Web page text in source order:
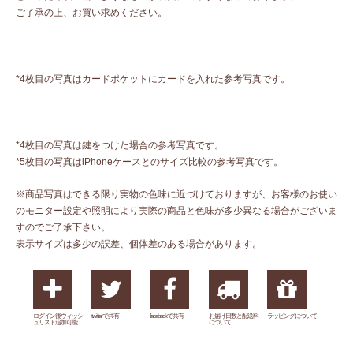
ご了承の上、お買い求めください。
*4枚目の写真はカードポケットにカードを入れた参考写真です。
*4枚目の写真は鍵をつけた場合の参考写真です。
*5枚目の写真はiPhoneケースとのサイズ比較の参考写真です。
※商品写真はできる限り実物の色味に近づけておりますが、お客様のお使い
のモニター設定や照明により実際の商品と色味が多少異なる場合がございま
すのでご了承下さい。
表示サイズは多少の誤差、個体差のある場合があります。
ログイン後ウィッシ
ュリスト追加可能
twitterで共有 facebookで共有
お届け日数と配送料
について
ラッピングについて